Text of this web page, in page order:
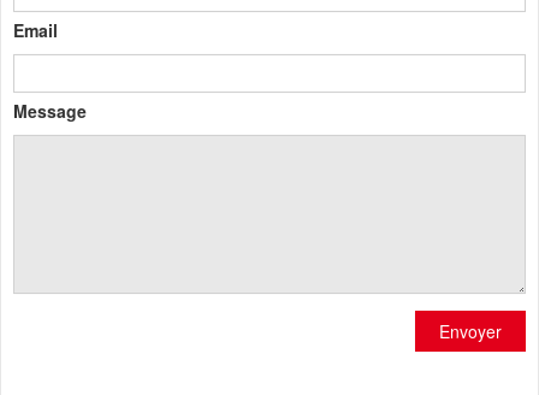
Email
Message
Envoyer